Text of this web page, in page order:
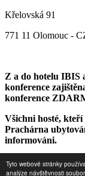
Tyto webové stránky
analýze návštěvnosti
Křelovská 91
771 11 Olomouc -
Z a do hotelu IBIS
konference
konference
Všichni hosté,
Prachárna
informováni.
Copyright © 2024 -